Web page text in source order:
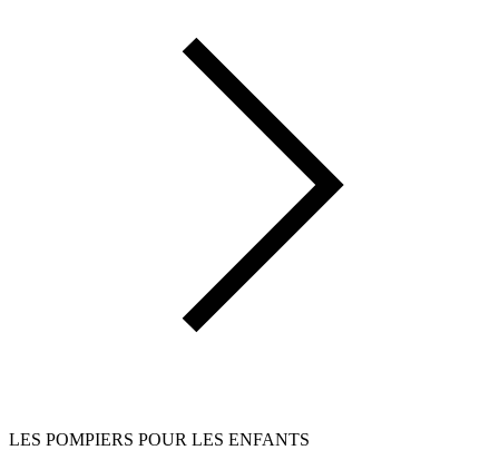
LES POMPIERS POUR LES ENFANTS